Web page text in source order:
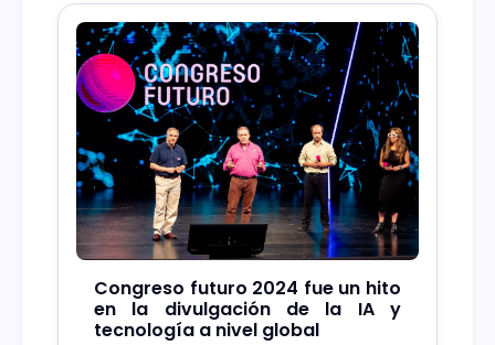
Congreso futuro 2024 fue un hito
en la divulgación de la IA y
tecnología a nivel global